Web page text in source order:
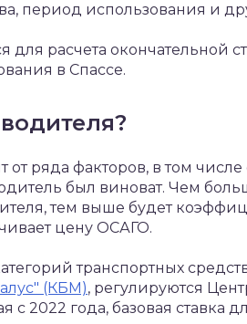
период использования и
расчета окончательной
в Спассе.
ряда факторов, в том числе
был виноват. Чем
тем выше будет
цену ОСАГО.
транспортных
(КБМ), регулируются
2022 года, базовая ставка